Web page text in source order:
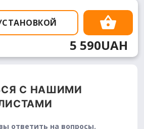
5 590UAH
С НАШИМИ
ответить на вопросы.